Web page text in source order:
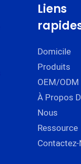
Liens
Domicile
Produits
OEM/ODM
À Propos
Nous
Ressource